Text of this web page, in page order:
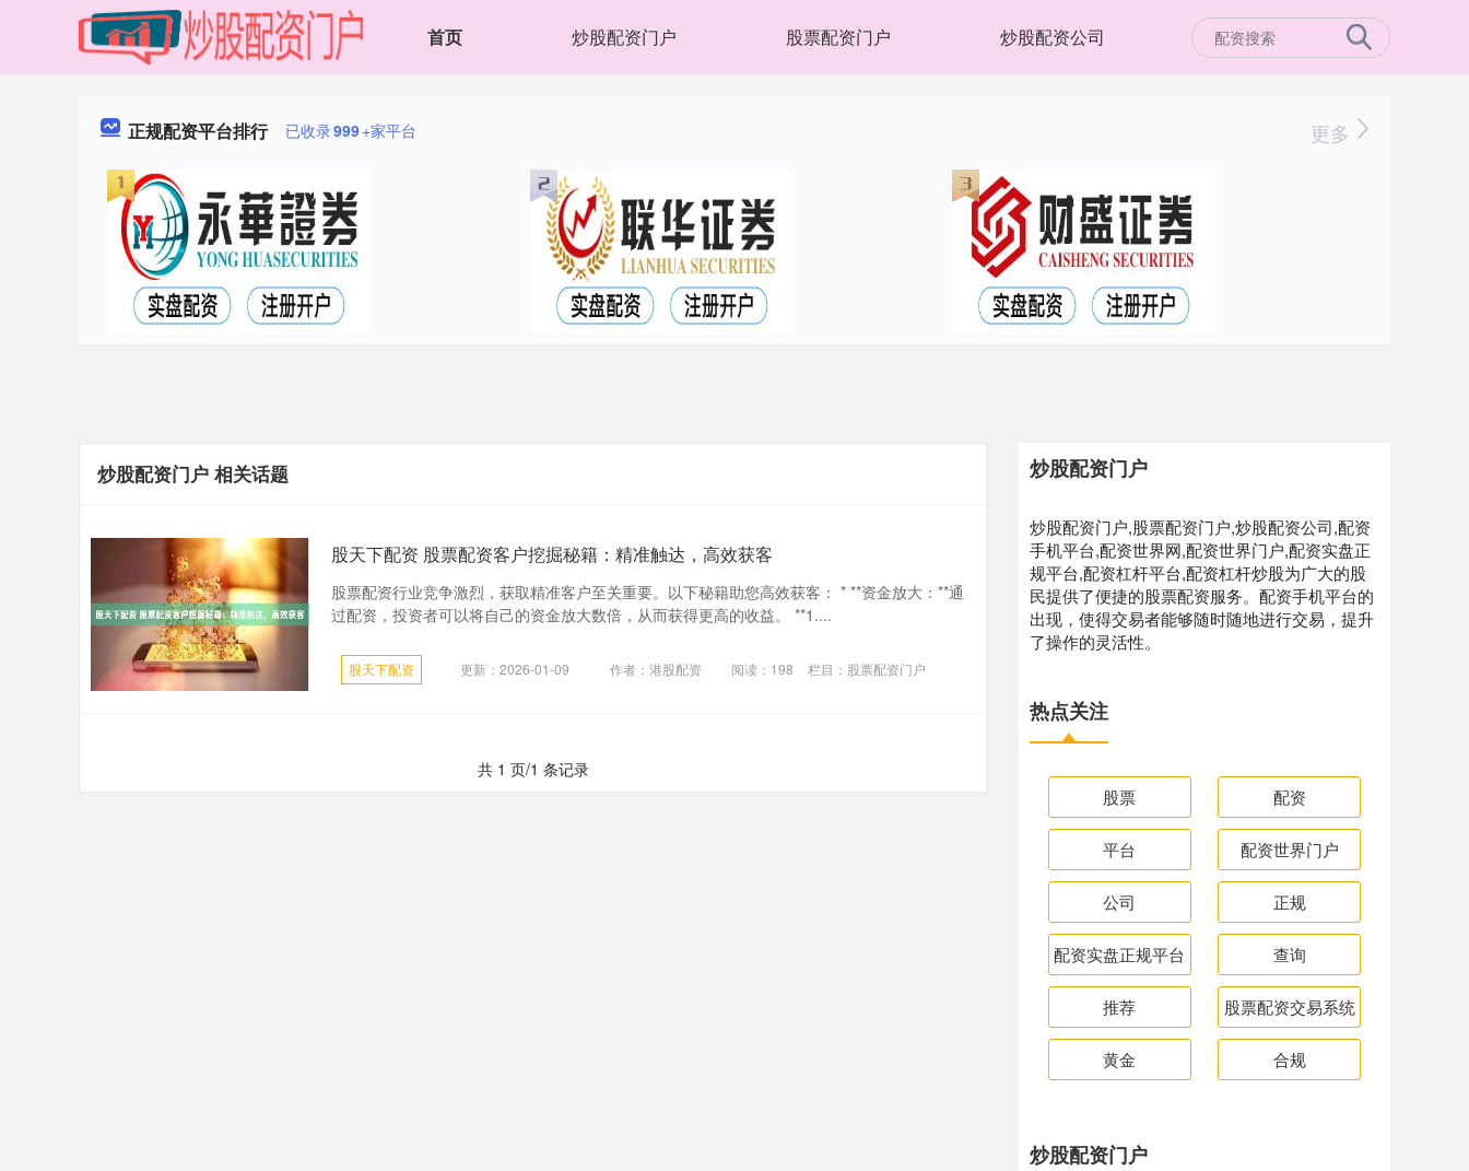
首页 炒股配资门户 股票配资门户 炒股配资公司
正规配资平台排行 已收录999+家平台 更多
炒股配资门户 相关话题
股天下配资 股票配资客户挖掘秘籍：精准触达，高效获客
股票配资行业竞争激烈，获取精准客户至关重要。以下秘籍助您高效获客： * **资金放大：**通
过配资，投资者可以将自己的资金放大数倍，从而获得更高的收益。 **1....
股天下配资 更新：2026-01-09 作者：港股配资 阅读： 198 栏目： 股票配资门户
共 1 页/1 条记录
炒股配资门户
炒股配资门户,股票配资门户,炒股配资公司,配资
手机平台,配资世界网,配资世界门户,配资实盘正
规平台,配资杠杆平台,配资杠杆炒股为广大的股
民提供了便捷的股票配资服务。配资手机平台的
出现，使得交易者能够随时随地进行交易，提升
了操作的灵活性。
热点关注
股票 配资
平台 配资世界门户
公司 正规
配资实盘正规平台 查询
推荐 股票配资交易系统
黄金 合规
炒股配资门户